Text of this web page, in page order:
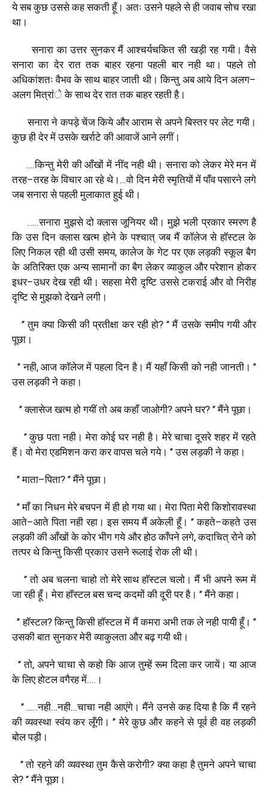
ये सब कुछ उससे कह सकती हूँ। अतः उसने पहले से ही जवाब सोच रखा
था।
सनारा का उत्तर सुनकर मैं आश्चर्यचकित सी खड़ी रह गयी। वैसे
सनारा का देर रात तक बाहर रहना पहली बार नही था। पहले तो
अधिकांशतः वैभव के साथ बाहर जाती थी। किन्तु अब आये दिन अलग–
अलग मित्रांे के साथ देर रात तक बाहर रहती है।
सनारा ने कपड़े चेंज किये और आराम से अपने बिस्तर पर लेट गयी।
कुछ ही देर में उसके खर्राटे की आवाजें आने लगीं।
….किन्तु मेरी की आँखों में नींद नही थी। सनारा को लेकर मेरे मन में
तरह–तरह के विचार आ रहे थे। …वो दिन मेरी स्मृतियों में पाँव पसारने लगे
जब सनारा से पहली मुलाकात हुई थी।
…..सनारा मुझसे दो क्लास जूनियर थी। मुझे भली प्रकार स्मरण है
कि उस दिन क्लास खत्म होने के पश्चात् जब मैं काॅलेज से हाॅस्टल के
लिए निकल रही थी उसी समय,कालेज के गेट पर एक लड़की स्कूल बैग
के अतिरिक्त एक अन्य सामानों का बैग लेकर व्याकुल और परेशान होकर
इधर–उधर देख रही थी। सहसा मेरी दृष्टि उससे टकराई और वो निरीह
दृष्टि से मुझको देखने लगी।
’’तुम क्या किसी की प्रतीक्षा कर रही हो? ’’मैं उसके समीप गयी और
पूछा।
’’नही, आज काॅलेज में पहला दिन है। मैं यहाँ किसी को नही जानती। ’’
उस लड़की ने कहा।
’’क्लासेज खत्म हो गयीं तो अब कहाँ जाओगी? अपने घर? ’’मैंने पूछा।
’’कुछ पता नही। मेरा कोई घर नही है। मेरे चाचा दूसरे शहर में रहते
हैं। वो मेरा एडमिशन करा कर वापस चले गये। ’’उस लड़की ने कहा।
’’माता–पिता? ’’मैंने पूछा।
’’माँ का निधन मेरे बचपन में ही हो गया था। मेरा पिता मेरी किशोरावस्था
आते–आते पिता नही रहा। इस समय मैं अकेली हूँ। ’’कहते–कहते उस
लड़की की आँखों के कोर भीग गये और होठ काँपने लगे,कदाचित् रोने को
तत्पर थे किन्तु किसी प्रकार उसने रूलाई रोक ली थी।
’’तो अब चलना चाहो तो मेरे साथ हाॅस्टल चलो। मैं भी अपने रूम में
जा रही हूँ। मेरा हाॅस्टल बस चन्द कदमों की दूरी पर है। ’’मैंने कहा।
’’हाॅस्टल?किन्तु किसी हाॅस्टल में मैं कमरा अभी तक ले नही पायी हूँ। ’’
उसकी बात सुनकर मेरी व्याकुलता और बढ़ गयी थी।
’’तो, अपने चाचा से कहो कि आज तुम्हें रूम दिला कर जायें। या आज
के लिए होटल वगैरह में…. ।
’’ …..नही…नही…चाचा नही आएंगे। मैंने उनसे कह दिया है कि मैं रहने
की व्यवस्था स्वंय कर लूँगी। ’’मेरे कुछ और कहने से पूर्व ही वह लड़की
बोल पड़ी।
’’तो रहने की व्यवस्था तुम कैसे करोगी?क्या कहा है तुमने अपने चाचा
से? ’’मैंने पूछा।